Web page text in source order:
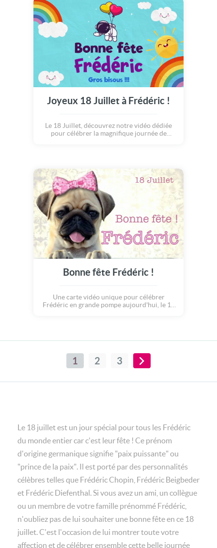
Joyeux 18 Juillet à Frédéric !
Le 18 Juillet, découvrez notre vidéo dédiée
pour célébrer la magnifique journée de
Bonne fête Frédéric !
Une carte vidéo unique pour célébrer
Frédéric en grande pompe aujourd'hui, le 18
1 2 3
Le 18 juillet est un jour spécial pour tous les Frédéric
du monde entier car c'est leur fête ! Ce prénom
d'origine germanique signifie "paix puissante" ou
"prince de la paix". Il est porté par des personnalités
célèbres telles que Frédéric Chopin, Frédéric Beigbeder
et Frédéric Diefenthal. Si vous avez un ami, un collègue
ou un membre de votre famille prénommé Frédéric,
n'oubliez pas de lui souhaiter une bonne fête en ce 18
juillet. C'est l'occasion de lui montrer toute votre
affection et de célébrer ensemble cette belle journée